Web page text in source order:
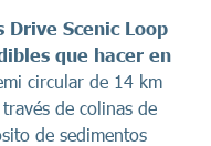
Drive Scenic Loop
que hacer en
circular de 14 km
de colinas de
de sedimentos